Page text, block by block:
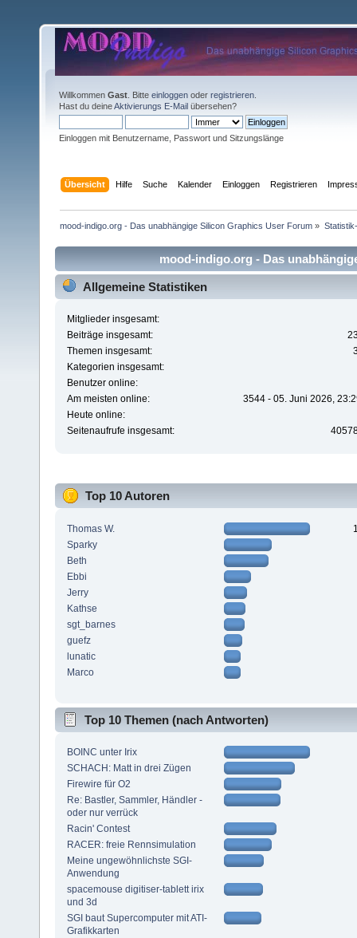
Willkommen Gast . Bitte einloggen oder registrieren
Hast du deineAktivierungs E-Mail übersehen?
Einloggen mit Benutzername, Passwort und Sitzungslänge
Übersicht Hilfe Suche Kalender Einloggen Registrieren
mood-indigo.org - Das unabhängige Silicon Graphics User Forum »
mood-indigo.org - Das
Allgemeine Statistiken
Mitglieder insgesamt:
Beiträge insgesamt:
Themen insgesamt:
Kategorien insgesamt:
Benutzer online:
Am meisten online:
3544 - 05. Juni 2026,
Heute online:
Seitenaufrufe insgesamt:
Top 10 Autoren
Thomas W.
Sparky
Beth
Ebbi
Jerry
Kathse
sgt_barnes
guefz
lunatic
Marco
Top 10 Themen (nach Antworten)
BOINC unter Irix
SCHACH: Matt in drei Zügen
Firewire für O2
Re: Bastler, Sammler, Händler -
oder nur verrück
Racin' Contest
RACER: freie Rennsimulation
Meine ungewöhnlichste SGI-
Anwendung
spacemouse digitiser-tablett irix
und 3d
SGI baut Supercomputer mit ATI-
Grafikkarten